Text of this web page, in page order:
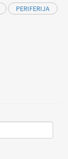
PERIFERIJA